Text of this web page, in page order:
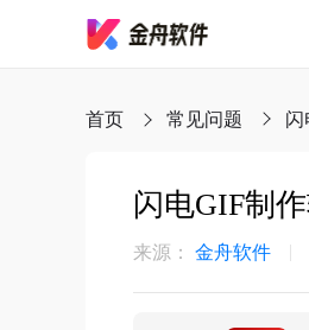
首页 常见问题 闪
闪电GIF制
来源： 金舟软件